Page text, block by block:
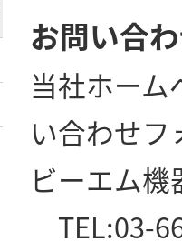
お問い合
当社ホー
い合わせフ
ビーエム
TEL:03-